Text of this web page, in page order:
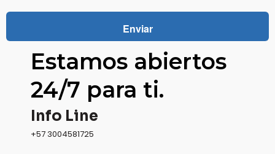
Estamos abiertos
24/7 para ti.
Info Line
+57 3004581725